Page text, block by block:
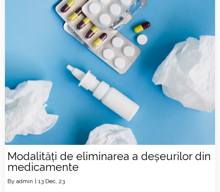
Modalități de eliminarea a deșeurilor din
medicamente
By admin 13 Dec, 23